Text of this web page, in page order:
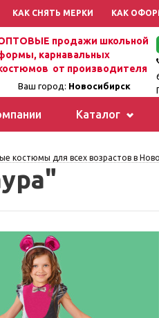
КАК СНЯТЬ МЕРКИ КАК
продажи школьной
карнавальных
от производителя
Ваш город: Новосибирск
Каталог
костюмы для всех возрастов в